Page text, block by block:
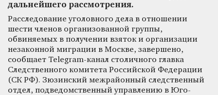
дальнейшего рассмотрения.
Расследование уголовного дела в отношении
шести членов организованной группы,
обвиняемых в получении взяток и организации
незаконной миграции в Москве, завершено,
сообщает Telegram-канал столичного главка
Следственного комитета Российской Федерации
(СК РФ). Зюзинский межрайонный следственный
отдел, подведомственный управлению в Юго-